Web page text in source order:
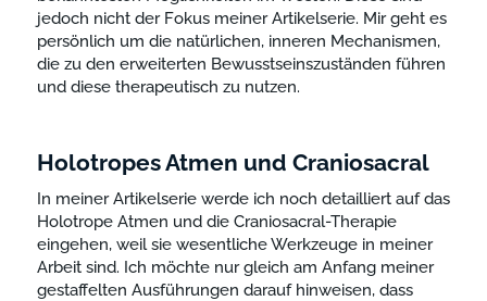
jedoch nicht der Fokus meiner Artikelserie. Mir geht es
persönlich um die natürlichen, inneren Mechanismen,
die zu den erweiterten Bewusstseinszuständen führen
und diese therapeutisch zu nutzen.
Holotropes Atmen und Craniosacral
In meiner Artikelserie werde ich noch detailliert auf das
Holotrope Atmen und die Craniosacral-Therapie
eingehen, weil sie wesentliche Werkzeuge in meiner
Arbeit sind. Ich möchte nur gleich am Anfang meiner
gestaffelten Ausführungen darauf hinweisen, dass